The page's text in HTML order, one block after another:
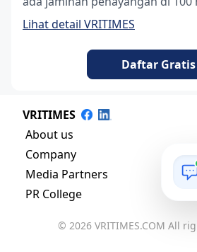
Lihat detail VRITIMES
Daftar Gratis
VRITIMES
About us
Company
Media Partners
PR College
© 2026 VRITIMES.COM All